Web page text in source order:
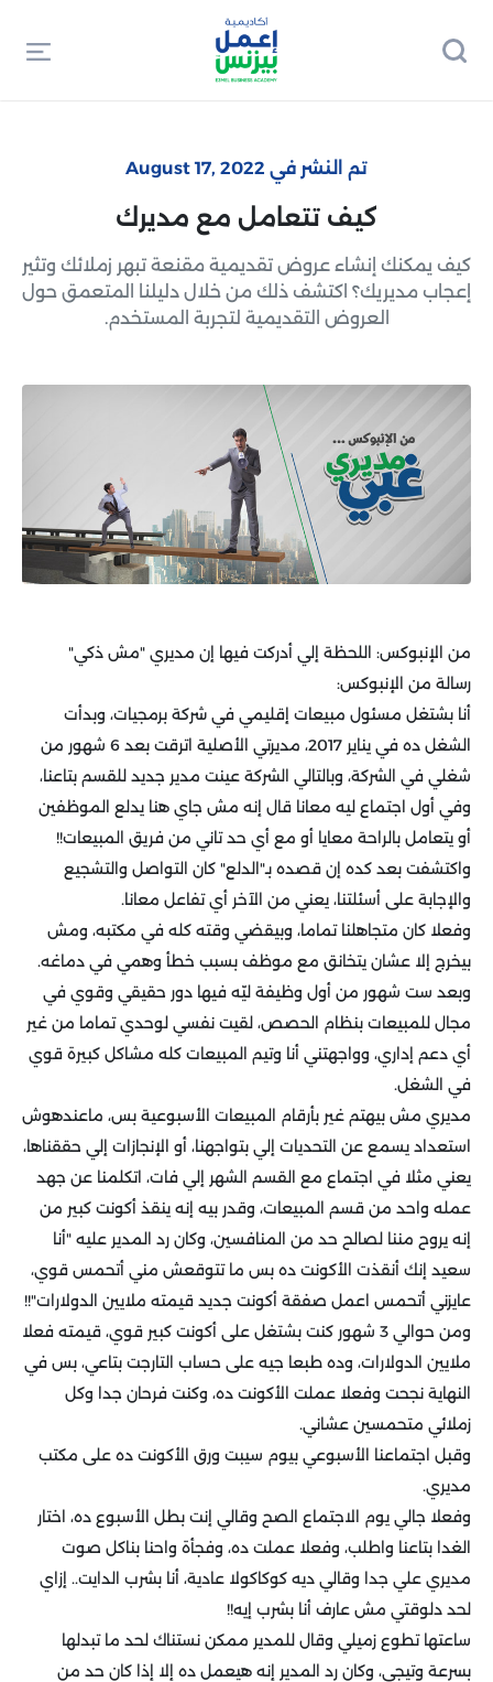
تم النشر في August 17, 2022
كيف تتعامل مع مديرك
كيف يمكنك إنشاء عروض تقديمية مقنعة تبهر زملائك وتثير
إعجاب مديريك؟ اكتشف ذلك من خلال دليلنا المتعمق حول
العروض التقديمية لتجربة المستخدم.
من الإنبوكس: اللحظة إلي أدركت فيها إن مديري "مش ذكي"
رسالة من الإنبوكس:
أنا بشتغل مسئول مبيعات إقليمي في شركة برمجيات، وبدأت
الشغل ده في يناير 2017، مديرتي الأصلية اترقت بعد 6 شهور من
شغلي في الشركة، وبالتالي الشركة عينت مدير جديد للقسم بتاعنا،
وفي أول اجتماع ليه معانا قال إنه مش جاي هنا يدلع الموظفين
أو يتعامل بالراحة معايا أو مع أي حد تاني من فريق المبيعات!!
واكتشفت بعد كده إن قصده بـ"الدلع" كان التواصل والتشجيع
والإجابة على أسئلتنا، يعني من الآخر أي تفاعل معانا.
وفعلا كان متجاهلنا تماما، وبيقضي وقته كله في مكتبه، ومش
بيخرج إلا عشان يتخانق مع موظف بسبب خطأ وهمي في دماغه.
وبعد ست شهور من أول وظيفة ليّه فيها دور حقيقي وقوي في
مجال للمبيعات بنظام الحصص، لقيت نفسي لوحدي تماما من غير
أي دعم إداري، وواجهتني أنا وتيم المبيعات كله مشاكل كبيرة قوي
في الشغل.
مديري مش بيهتم غير بأرقام المبيعات الأسبوعية بس، ماعندهوش
استعداد يسمع عن التحديات إلي بتواجهنا، أو الإنجازات إلي حققناها،
يعني مثلا في اجتماع مع القسم الشهر إلي فات، اتكلمنا عن جهد
عمله واحد من قسم المبيعات، وقدر بيه إنه ينقذ أكونت كبير من
إنه يروح مننا لصالح حد من المنافسين، وكان رد المدير عليه "أنا
سعيد إنك أنقذت الأكونت ده بس ما تتوقعش مني أتحمس قوي،
عايزني أتحمس اعمل صفقة أكونت جديد قيمته ملايين الدولارات"!!
ومن حوالي 3 شهور كنت بشتغل على أكونت كبير قوي، قيمته فعلا
ملايين الدولارات، وده طبعا جيه على حساب التارجت بتاعي، بس في
النهاية نجحت وفعلا عملت الأكونت ده، وكنت فرحان جدا وكل
زملائي متحمسين عشاني.
وقبل اجتماعنا الأسبوعي بيوم سيبت ورق الأكونت ده على مكتب
مديري.
وفعلا جالي يوم الاجتماع الصح وقالي إنت بطل الأسبوع ده، اختار
الغدا بتاعنا واطلب، وفعلا عملت ده، وفجأة واحنا بناكل صوت
مديري علي جدا وقالي ديه كوكاكولا عادية، أنا بشرب الدايت.. إزاي
لحد دلوقتي مش عارف أنا بشرب إيه!!
ساعتها تطوع زميلي وقال للمدير ممكن نستناك لحد ما تبدلها
بسرعة وتيجي، وكان رد المدير إنه هيعمل ده إلا إذا كان حد من